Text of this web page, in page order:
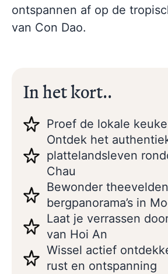
ontspannen af op de
van Con Dao.
In het kort..
Proef de lokale
Ontdek het
plattelandsleven
Chau
Bewonder
bergpanorama’s in
Laat je verrassen
van Hoi An
Wissel actief
rust en ontspanning